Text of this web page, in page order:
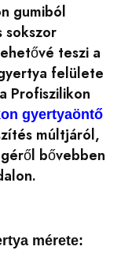
gumiból
sokszor
teszi a
felülete
Profiszilikon
gyertyaöntő
múltjáról,
bővebben
mérete: